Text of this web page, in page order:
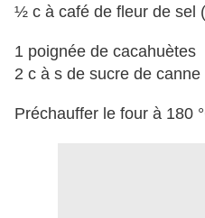
½ c à café de fleur de sel
1 poignée de cacahuètes
2 c à s de sucre de canne
Préchauffer le four à 180